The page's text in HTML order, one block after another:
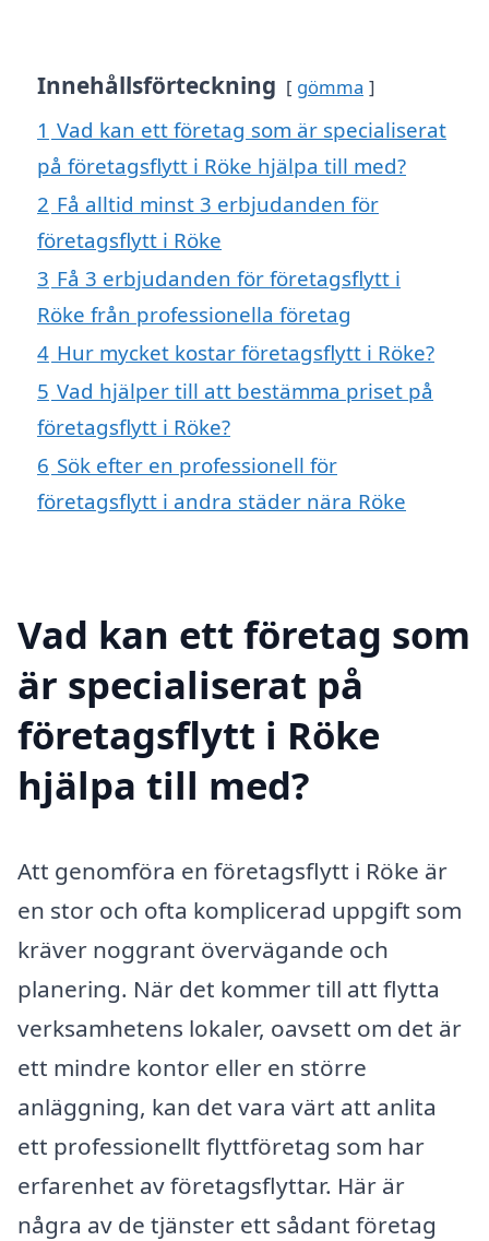
Innehållsförteckning gömma
1 Vad kan ett företag som är specialiserat
på företagsflytt i Röke hjälpa till med?
2 Få alltid minst 3 erbjudanden för
företagsflytt i Röke
3 Få 3 erbjudanden för företagsflytt i
Röke från professionella företag
4 Hur mycket kostar företagsflytt i Röke?
5 Vad hjälper till att bestämma priset på
företagsflytt i Röke?
6 Sök efter en professionell för
företagsflytt i andra städer nära Röke
Vad kan ett företag som
är specialiserat på
företagsflytt i Röke
hjälpa till med?
Att genomföra en företagsflytt i Röke är
en stor och ofta komplicerad uppgift som
kräver noggrant övervägande och
planering. När det kommer till att flytta
verksamhetens lokaler, oavsett om det är
ett mindre kontor eller en större
anläggning, kan det vara värt att anlita
ett professionellt flyttföretag som har
erfarenhet av företagsflyttar. Här är
några av de tjänster ett sådant företag